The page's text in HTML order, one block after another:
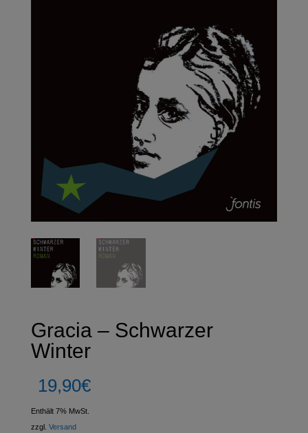
Gracia – Schwarzer
Winter
19,90€
Enthält 7% MwSt.
zzgl. Versand